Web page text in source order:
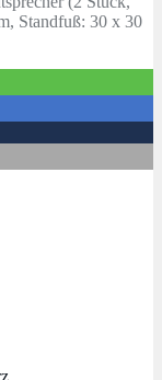
Standfuß: 30 x 30